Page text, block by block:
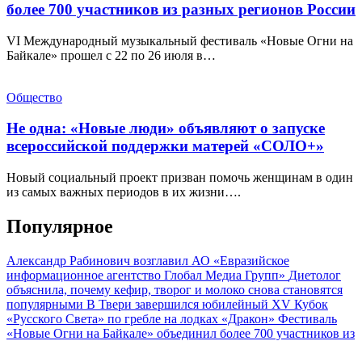
более 700 участников из разных регионов России
VI Международный музыкальный фестиваль «Новые Огни на
Байкале» прошел с 22 по 26 июля в…
Общество
Не одна: «Новые люди» объявляют о запуске
всероссийской поддержки матерей «СОЛО+»
Новый социальный проект призван помочь женщинам в один
из самых важных периодов в их жизни….
Популярное
Александр Рабинович возглавил АО «Евразийское
информационное агентство Глобал Медиа Групп» Диетолог
объяснила, почему кефир, творог и молоко снова становятся
популярными В Твери завершился юбилейный XV Кубок
«Русского Света» по гребле на лодках «Дракон» Фестиваль
«Новые Огни на Байкале» объединил более 700 участников из